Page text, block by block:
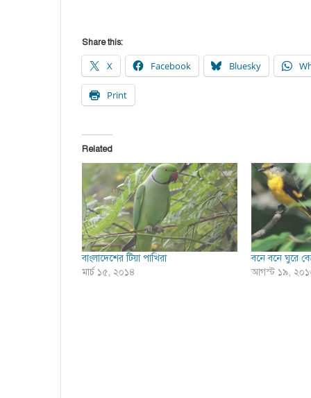
Share this:
X Facebook Bluesky
Print
Related
বাংলাদেশের টিয়া পাখিরা
মার্চ ১৫, ২০১৪
বনে বনে ঘুরে
আগস্ট ১৯,